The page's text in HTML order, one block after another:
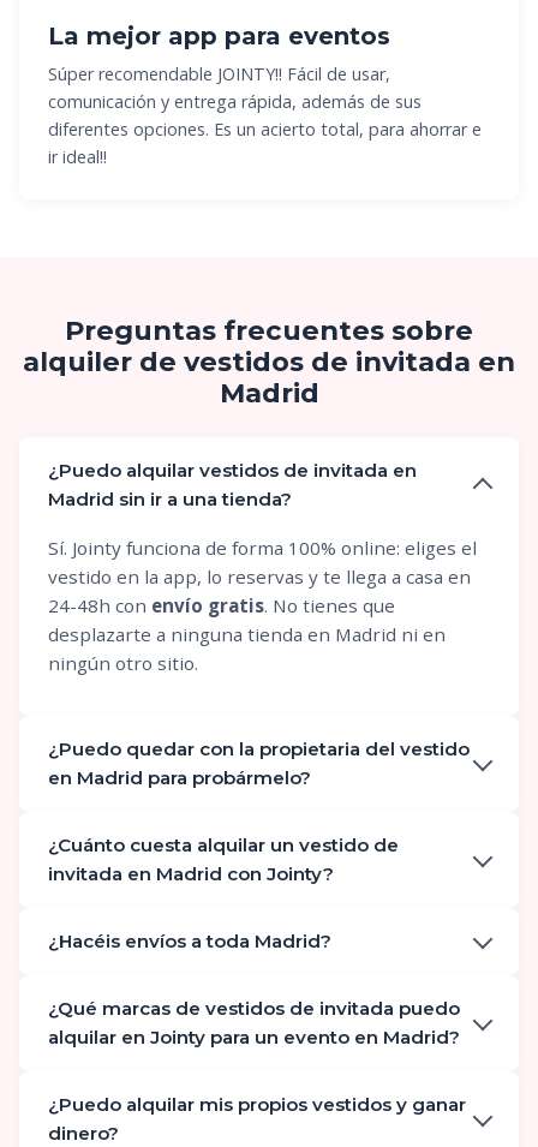
La mejor app para eventos
Súper recomendable JOINTY!! Fácil de usar,
comunicación y entrega rápida, además de sus
diferentes opciones. Es un acierto total, para ahorrar e
ir ideal!!
Preguntas frecuentes sobre
alquiler de vestidos de invitada en
Madrid
¿Puedo alquilar vestidos de invitada en
Madrid sin ir a una tienda?
Sí. Jointy funciona de forma 100% online: eliges el
vestido en la app, lo reservas y te llega a casa en
24-48h con envío gratis. No tienes que
desplazarte a ninguna tienda en Madrid ni en
ningún otro sitio.
¿Puedo quedar con la propietaria del vestido
en Madrid para probármelo?
¿Cuánto cuesta alquilar un vestido de
invitada en Madrid con Jointy?
¿Hacéis envíos a toda Madrid?
¿Qué marcas de vestidos de invitada puedo
alquilar en Jointy para un evento en Madrid?
¿Puedo alquilar mis propios vestidos y ganar
dinero?